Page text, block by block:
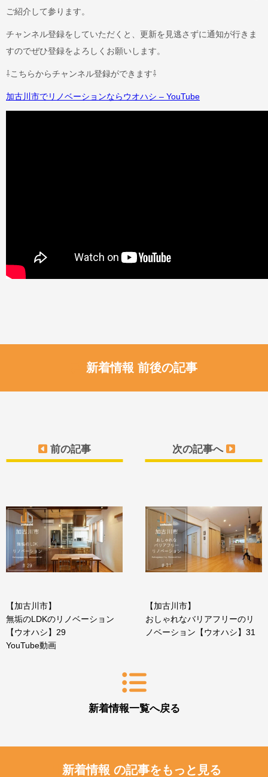
ご紹介して参ります。
チャンネル登録をしていただくと、更新を⾒逃さずに通知が⾏きま
すのでぜひ登録をよろしくお願いします。
⇩こちらからチャンネル登録ができます⇩
加古川市でリノベーションならウオハシ – YouTube
新着情報 前後の記事
前の記事
【加古川市】
無垢のLDKのリノベーション
【ウオハシ】29
YouTube動画
新着情報一覧へ戻る
次の記事へ
【加古川市】
おしゃれなバリアフリーのリ
ノベーション【ウオハシ】31
新着情報 の記事をもっと見る